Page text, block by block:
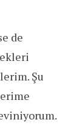
de
Şu